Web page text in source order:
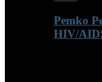
Pemko
HIV/